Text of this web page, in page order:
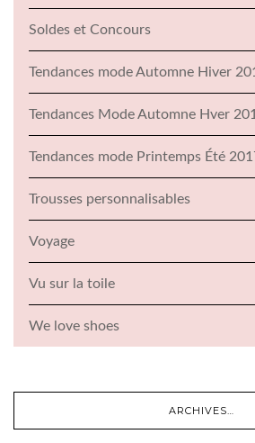
Soldes et Concours
Tendances mode Automne Hiver
Tendances Mode Automne Hver
Tendances mode Printemps Été
Trousses personnalisables
Voyage
Vu sur la toile
We love shoes
ARCHIVES…